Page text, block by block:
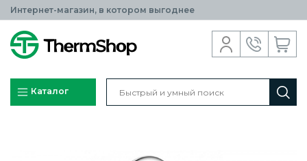
Интернет-магазин, в котором выгоднее
Каталог